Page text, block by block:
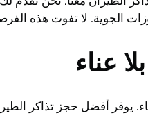
الجوية. لا تفوت هذه
عناء
يوفر أفضل حجز تذاكر